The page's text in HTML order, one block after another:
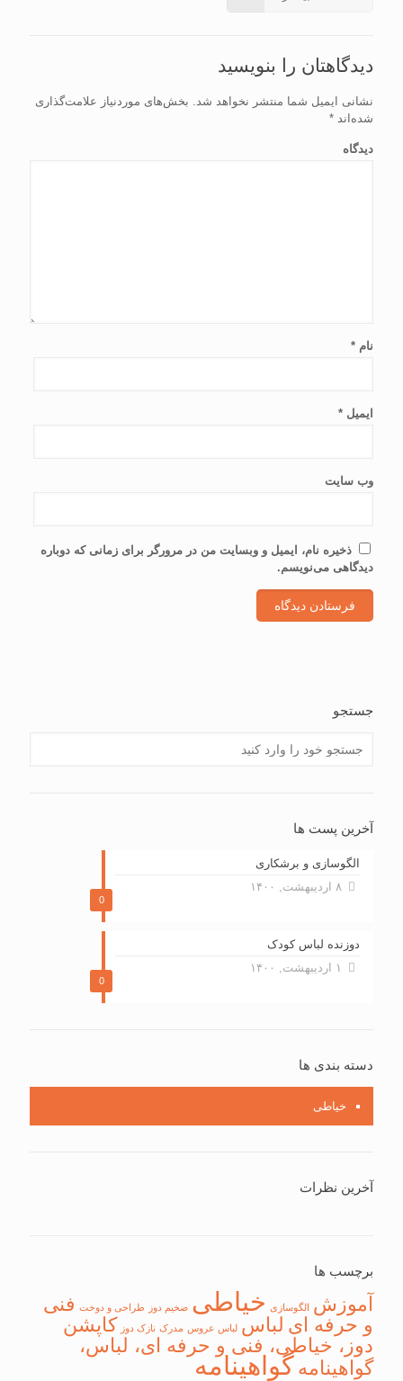
دیدگاهتان را بنویسید
نشانی ایمیل شما منتشر نخواهد شد. بخش‌های موردنیاز علامت‌گذاری
شده‌اند *
دیدگاه
نام *
ایمیل *
وب‌ سایت
ذخیره نام، ایمیل و وبسایت من در مرورگر برای زمانی که دوباره
دیدگاهی می‌نویسم.
جستجو
آخرین پست ها
0
الگوسازی و برشکاری
۸ اردیبهشت, ۱۴۰۰
0
دوزنده لباس کودک
۱ اردیبهشت, ۱۴۰۰
دسته بندی ها
خیاطی
آخرین نظرات
برچسب ها
آموزش الگوسازی خیاطی ضخیم دوز طراحی و دوخت فنی
و حرفه ای لباس لباس عروس مدرک نازک دوز کاپشن
دوز، خیاطی، فنی و حرفه ای، لباس،
گواهینامه گواهینامه